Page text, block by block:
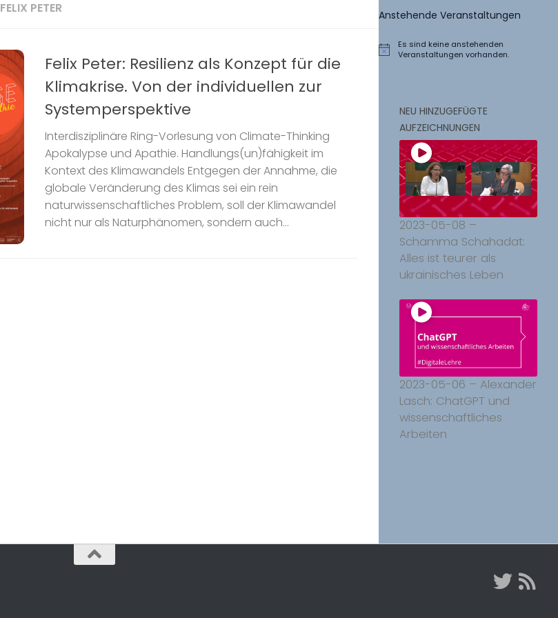
FELIX PETER
Felix Peter: Resilienz als Konzept für die
Klimakrise. Von der individuellen zur
Systemperspektive
Interdisziplinäre Ring-Vorlesung von Climate-Thinking
Apokalypse und Apathie. Handlungs(un)fähigkeit im
Kontext des Klimawandels Entgegen der Annahme, die
globale Veränderung des Klimas sei ein rein
naturwissenschaftliches Problem, soll der Klimawandel
nicht nur als Naturphänomen, sondern auch...
Anstehende Veranstaltungen
Hinweis
Es sind keine anstehenden
Veranstaltungen vorhanden.
NEU HINZUGEFÜGTE
AUFZEICHNUNGEN
2023-05-08 –
Schamma Schahadat:
Alles ist teurer als
ukrainisches Leben
2023-05-06 – Alexander
Lasch: ChatGPT und
wissenschaftliches
Arbeiten